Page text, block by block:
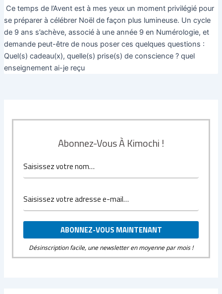
Ce temps de l’Avent est à mes yeux un moment privilégié pour
se préparer à célébrer Noël de façon plus lumineuse. Un cycle
de 9 ans s’achève, associé à une année 9 en Numérologie, et
demande peut-être de nous poser ces quelques questions :
Quel(s) cadeau(x), quelle(s) prise(s) de conscience ? quel
enseignement ai-je reçu
Abonnez-Vous À Kimochi !
Désinscription facile, une newsletter en moyenne par mois !